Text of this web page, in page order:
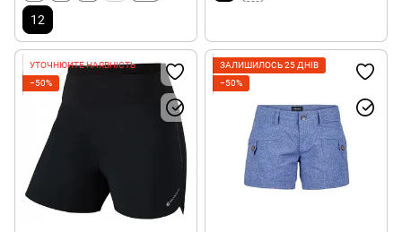
12
УТОЧНЮЙТЕ НАЯВНІСТЬ
−50%
ЗАЛИШИЛОСЬ 25 ДНІВ
−50%